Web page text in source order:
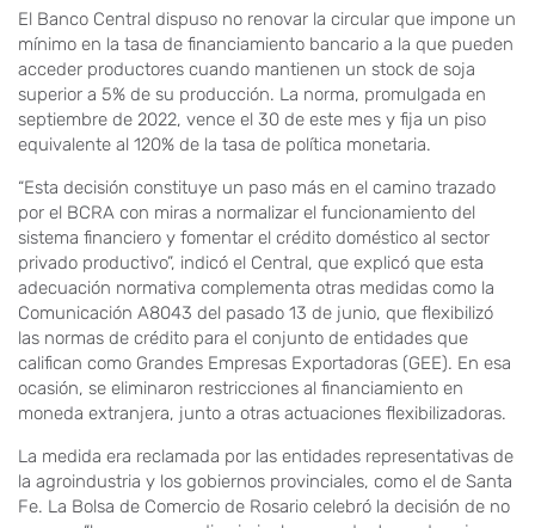
El Banco Central dispuso no renovar la circular que impone un
mínimo en la tasa de financiamiento bancario a la que pueden
acceder productores cuando mantienen un stock de soja
superior a 5% de su producción. La norma, promulgada en
septiembre de 2022, vence el 30 de este mes y fija un piso
equivalente al 120% de la tasa de política monetaria.
“Esta decisión constituye un paso más en el camino trazado
por el BCRA con miras a normalizar el funcionamiento del
sistema financiero y fomentar el crédito doméstico al sector
privado productivo”, indicó el Central, que explicó que esta
adecuación normativa complementa otras medidas como la
Comunicación A8043 del pasado 13 de junio, que flexibilizó
las normas de crédito para el conjunto de entidades que
califican como Grandes Empresas Exportadoras (GEE). En esa
ocasión, se eliminaron restricciones al financiamiento en
moneda extranjera, junto a otras actuaciones flexibilizadoras.
La medida era reclamada por las entidades representativas de
la agroindustria y los gobiernos provinciales, como el de Santa
Fe. La Bolsa de Comercio de Rosario celebró la decisión de no